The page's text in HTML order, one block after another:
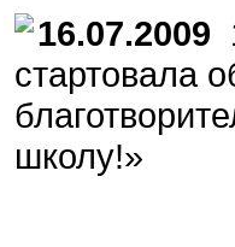
16.07.2009
стартовала
школу!»